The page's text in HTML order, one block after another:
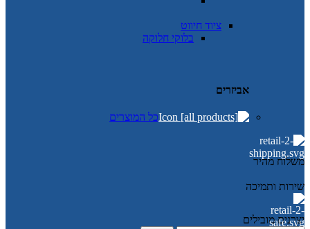
ציוד חיווט
בלוקי חלוקה
אביזרים
כל המוצרים
משלוח מהיר
שירות ותמיכה
יצרנים מובילים